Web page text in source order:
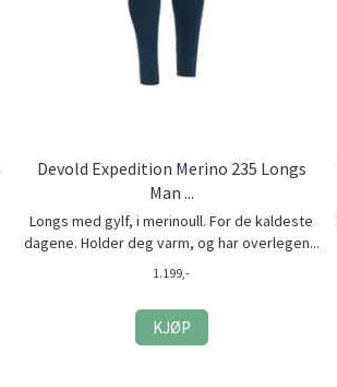
Devold Expedition Merino 235 Longs
Man ...
Longs med gylf, i merinoull. For de kaldeste
dagene. Holder deg varm, og har overlegen...
1.199,-
KJØP